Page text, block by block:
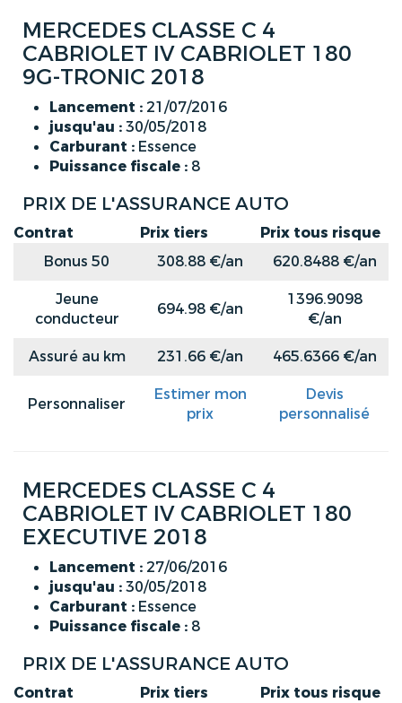
MERCEDES CLASSE C 4
CABRIOLET IV CABRIOLET 180
9G-TRONIC 2018
Lancement : 21/07/2016
jusqu'au :30/05/2018
Carburant : Essence
Puissance fiscale : 8
PRIX DE L'ASSURANCE AUTO
Contrat Prix tiers
Prix tous risque
Bonus 50
308.88 €/an
620.8488 €/an
Jeune
conducteur
694.98 €/an
1396.9098
€/an
Assuré au km
231.66 €/an 465.6366 €/an
Personnaliser
Estimer mon
prix
Devis
personnalisé
MERCEDES CLASSE C 4
CABRIOLET IV CABRIOLET 180
EXECUTIVE 2018
Lancement : 27/06/2016
jusqu'au :30/05/2018
Carburant : Essence
Puissance fiscale : 8
PRIX DE L'ASSURANCE AUTO
Contrat Prix tiers
Prix tous risque